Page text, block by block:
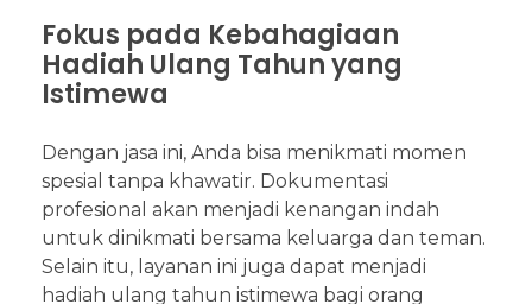
Fokus pada Kebahagiaan
Hadiah Ulang Tahun yang
Istimewa
Dengan jasa ini, Anda bisa menikmati momen
spesial tanpa khawatir. Dokumentasi
profesional akan menjadi kenangan indah
untuk dinikmati bersama keluarga dan teman.
Selain itu, layanan ini juga dapat menjadi
hadiah ulang tahun istimewa bagi orang